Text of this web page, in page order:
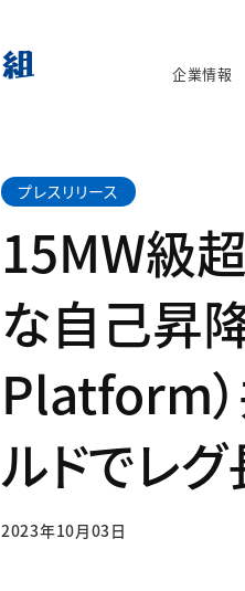
企業情報
プレスリリース
15MW級
な自己昇
Platform
ルドでレ
2023年10月03日